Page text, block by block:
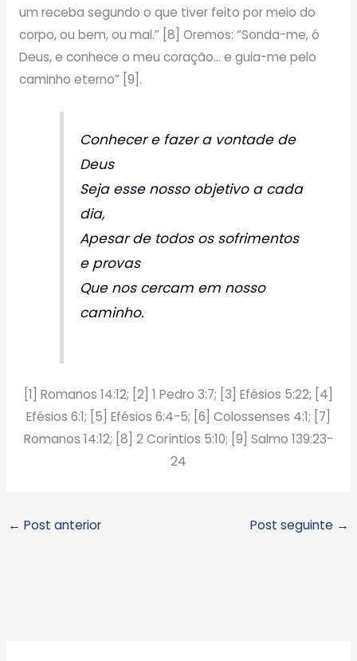
um receba segundo o que tiver feito por meio do
corpo, ou bem, ou mal.” [8] Oremos: “Sonda-me, ó
Deus, e conhece o meu coração… e guia-me pelo
caminho eterno” [9].
Conhecer e fazer a vontade de
Deus
Seja esse nosso objetivo a cada
dia,
Apesar de todos os sofrimentos
e provas
Que nos cercam em nosso
caminho.
[1] Romanos 14:12; [2] 1 Pedro 3:7; [3] Efésios 5:22; [4]
Efésios 6:1; [5] Efésios 6:4-5; [6] Colossenses 4:1; [7]
Romanos 14:12; [8] 2 Coríntios 5:10; [9] Salmo 139:23-
24
← Post anterior Post seguinte →